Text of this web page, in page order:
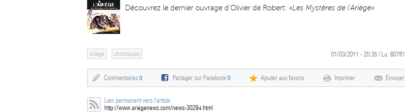
Découvrez le dernier ouvrage d'Olivier de Robert: «Les Mystères de l'Ariège»
ariège chroniques 01/03/2011 - 20:35 | Lu: 60781
Commentaires 0 Partager sur Facebook0 Ajouter aux favoris Imprimer Envoyer
Lien permanent vers l'article:
http://www.ariegenews.com/news-30294.html